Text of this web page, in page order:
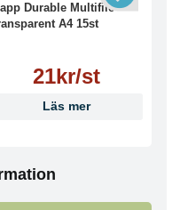
Durable Multifile
A4 15st
21kr/st
Läs mer